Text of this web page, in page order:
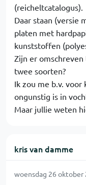
(reicheltcatalogus).
Daar staan (versie
platen met
kunststoffen
Zijn er
twee soorten?
Ik zou me b.v.
ongunstig is in
Maar jullie weten
kris van damme
woensdag 26 oktober